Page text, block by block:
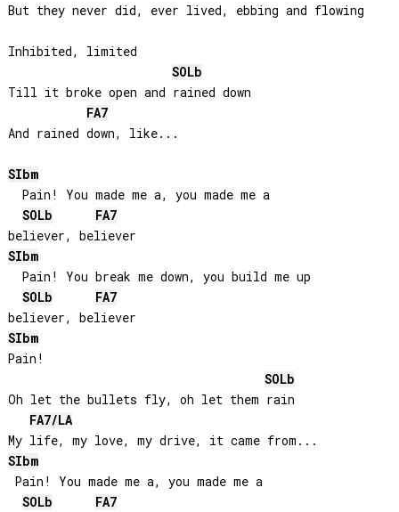
But they never did, ever lived, ebbing and flowing
Inhibited, limited
SOLb
Till it broke open and rained down
FA7
And rained down, like...
SIbm
  Pain! You made me a, you made me a
SOLb
FA7
SIbm
  Pain! You break me down, you build me up
SOLb
FA7
SIbm
Pain!
SOLb
Oh let the bullets fly, oh let them rain
FA7/LA
SIbm
Pain! You made me a, you made me a
SOLb
FA7